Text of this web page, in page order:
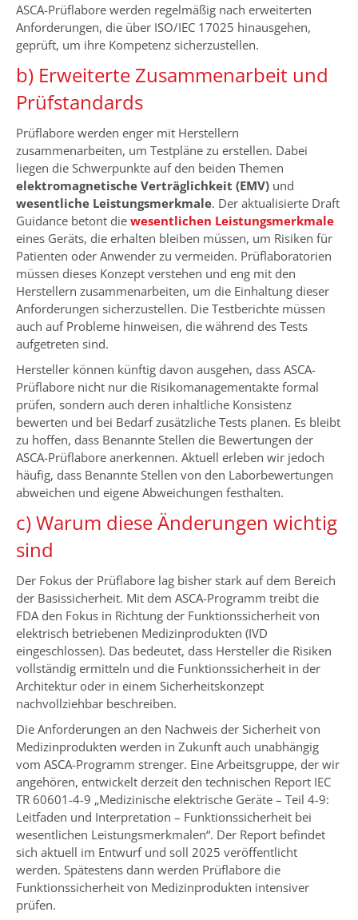
ASCA-Prüflabore werden regelmäßig nach erweiterten
Anforderungen, die über ISO/IEC 17025 hinausgehen,
geprüft, um ihre Kompetenz sicherzustellen.
b) Erweiterte Zusammenarbeit und
Prüfstandards
Prüflabore werden enger mit Herstellern
zusammenarbeiten, um Testpläne zu erstellen. Dabei
liegen die Schwerpunkte auf den beiden Themen
elektromagnetische Verträglichkeit (EMV) und
wesentliche Leistungsmerkmale. Der aktualisierte Draft
Guidance betont die wesentlichen Leistungsmerkmale
eines Geräts, die erhalten bleiben müssen, um Risiken für
Patienten oder Anwender zu vermeiden. Prüflaboratorien
müssen dieses Konzept verstehen und eng mit den
Herstellern zusammenarbeiten, um die Einhaltung dieser
Anforderungen sicherzustellen. Die Testberichte müssen
auch auf Probleme hinweisen, die während des Tests
aufgetreten sind.
Hersteller können künftig davon ausgehen, dass ASCA-
Prüflabore nicht nur die Risikomanagementakte formal
prüfen, sondern auch deren inhaltliche Konsistenz
bewerten und bei Bedarf zusätzliche Tests planen. Es bleibt
zu hoffen, dass Benannte Stellen die Bewertungen der
ASCA-Prüflabore anerkennen. Aktuell erleben wir jedoch
häufig, dass Benannte Stellen von den Laborbewertungen
abweichen und eigene Abweichungen festhalten.
c) Warum diese Änderungen wichtig
sind
Der Fokus der Prüflabore lag bisher stark auf dem Bereich
der Basissicherheit. Mit dem ASCA-Programm treibt die
FDA den Fokus in Richtung der Funktionssicherheit von
elektrisch betriebenen Medizinprodukten (IVD
eingeschlossen). Das bedeutet, dass Hersteller die Risiken
vollständig ermitteln und die Funktionssicherheit in der
Architektur oder in einem Sicherheitskonzept
nachvollziehbar beschreiben.
Die Anforderungen an den Nachweis der Sicherheit von
Medizinprodukten werden in Zukunft auch unabhängig
vom ASCA-Programm strenger. Eine Arbeitsgruppe, der wir
angehören, entwickelt derzeit den technischen Report IEC
TR 60601-4-9 „Medizinische elektrische Geräte – Teil 4-9:
Leitfaden und Interpretation – Funktionssicherheit bei
wesentlichen Leistungsmerkmalen“. Der Report befindet
sich aktuell im Entwurf und soll 2025 veröffentlicht
werden. Spätestens dann werden Prüflabore die
Funktionssicherheit von Medizinprodukten intensiver
prüfen.